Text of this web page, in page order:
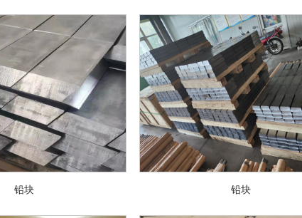
铅块 铅块